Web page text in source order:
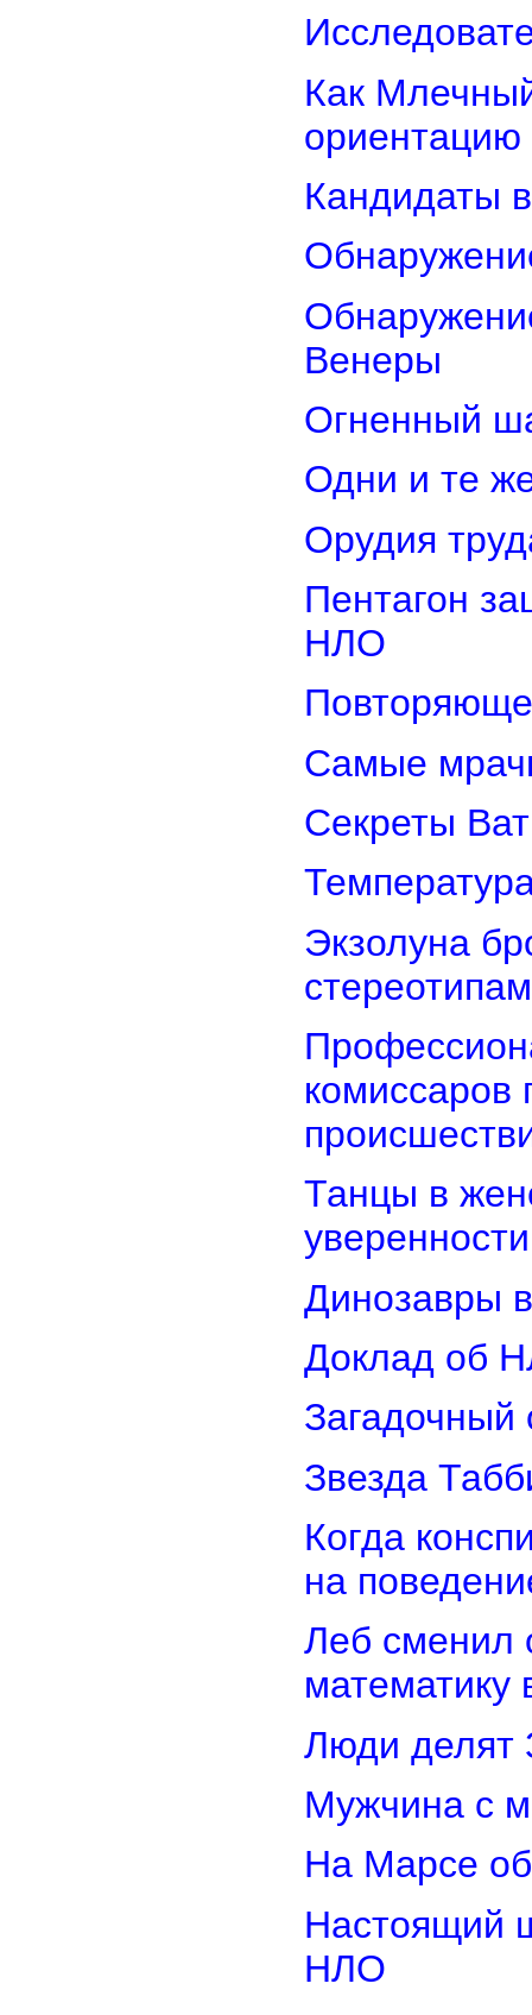
Как
ориентацию
Кандидаты
Венеры
Огненный
Одни и те
Орудия
Пентагон
НЛО
Самые
Секреты
Экзолуна
стереотипам
комиссаров
Танцы в
Динозавры
Доклад об
Загадочный
Звезда
Когда
на
Леб сменил
математику
Люди делят
Мужчина с
На Марсе
Настоящий
НЛО